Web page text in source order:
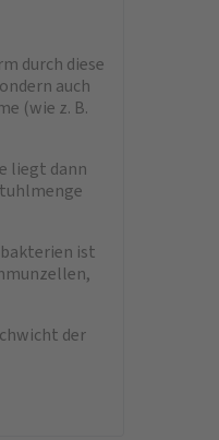
durch diese
auch
(wie z. B.
liegt dann
ist
der